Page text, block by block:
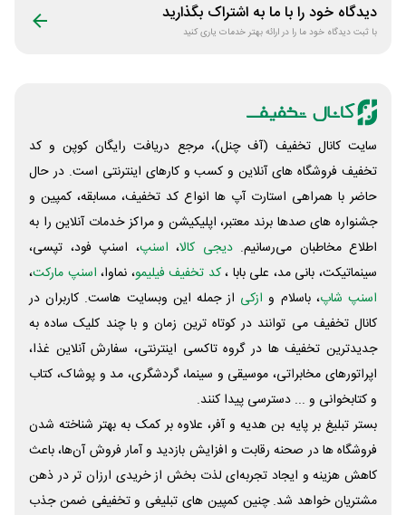
دیدگاه خود را با ما به اشتراک بگذارید
با ثبت دیدگاه خود ما را در ارائه بهتر خدمات یاری کنید
سایت کانال تخفیف (آف چنل)، مرجع دریافت رایگان کوپن و کد
تخفیف فروشگاه های آنلاین و کسب و‌ کارهای اینترنتی است. در حال
حاضر با همراهی استارت آپ ها انواع کد تخفیف، مسابقه، کمپین و
جشنواره های صدها برند معتبر، اپلیکیشن و مراکز خدمات آنلاین را به
اطلاع مخاطبان می‌رسانیم. دیجی کالا، اسنپ، اسنپ فود، تپسی،
سینماتیکت، بانی مد، علی‌ بابا ،کد تخفیف فیلیمو، نماوا، اسنپ مارکت،
اسنپ شاپ، باسلام و ازکی از جمله این وبسایت ‌هاست. کاربران در
کانال تخفیف می توانند در کوتاه ترین زمان و با چند کلیک ساده به
جدیدترین تخفیف ها در گروه تاکسی اینترنتی، سفارش آنلاین غذا،
اپراتورهای مخابراتی، موسیقی و سینما، گردشگری، مد و پوشاک، کتاب
و کتابخوانی و ... دسترسی پیدا کنند.
بستر تبلیغ بر پایه بن هدیه و آفر، علاوه بر کمک به بهتر شناخته شدن
فروشگاه ها در صحنه رقابت و افزایش بازدید و آمار فروش آن‌ها، باعث
کاهش هزینه و ایجاد تجربه‌ای لذت بخش از خریدی ارزان تر در ذهن
مشتریان خواهد شد. چنین کمپین های تبلیغی و تخفیفی ضمن جذب